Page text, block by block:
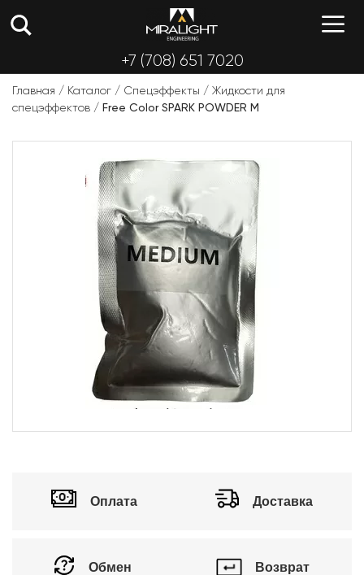
+7 (708) 651 7020
Главная / Каталог / Спецэффекты / Жидкости для
спецэффектов / Free Color SPARK POWDER M
Оплата Доставка
Обмен Возврат